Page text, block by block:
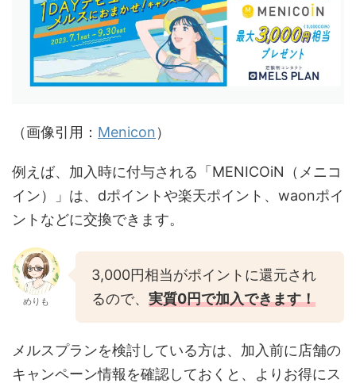
（画像引用： Menicon）
例えば、加入時に付与される「MENICOiN（メニコ
イン）」は、dポイントや楽天ポイント、waonポイ
ントなどに交換できます。
めりも
3,000円相当がポイントに還元され
るので、 実質0円で加入できます！
メルスプランを検討している方は、加入前に店舗の
キャンペーン情報を確認しておくと、よりお得にス